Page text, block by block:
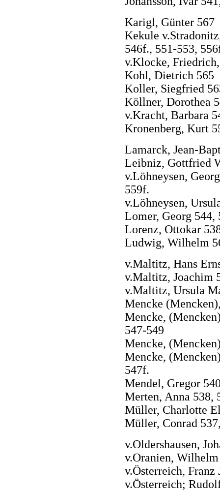
Karigl, Günter 567
Kekule
546f., 551-553,
v.Klocke,
Kohl, Dietrich 565
Koller, Siegfried
Köllner, Dorothea
v.Kracht, Barbara
Kronenberg, Kurt
Lamarck, Jean-
Leibniz, Gottfried
v.Löhneysen,
559f.
v.Löhneysen,
Lomer, Georg 544,
Lorenz, Ottokar
Ludwig, Wilhelm
v.Maltitz, Hans
v.Maltitz, Joachim
v.Maltitz, Ursula
Mencke
Mencke,
547-549
Mencke,
Mencke,
547f.
Mendel, Gregor
Merten, Anna 538,
Müller, Charlotte
Müller, Conrad
v.Oldershausen,
v.Oranien,
v.Österreich, Franz
v.Österreich;